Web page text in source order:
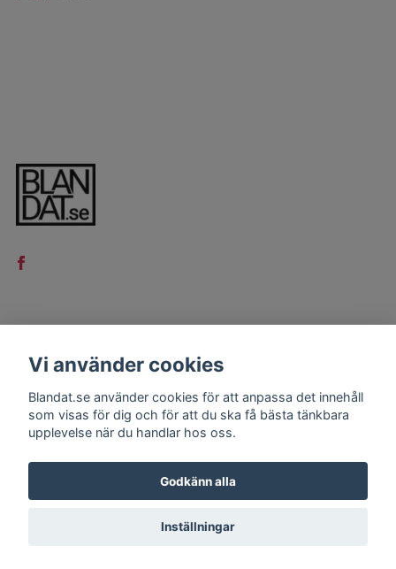
Kontakt
Köpvillkor
© 2026 Blandat.se
Vi använder cookies
Blandat.se använder cookies för att anpassa det innehåll
som visas för dig och för att du ska få bästa tänkbara
upplevelse när du handlar hos oss.
Godkänn alla
Inställningar